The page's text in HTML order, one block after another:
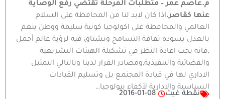
م.عاصم عمر – متطلبات المرحلة تقتضي رفع الوصاية
عنها كقاصر.اذا كان لابد لنا من المحافظة على السلام
العالمي والمحافظة على اكولوجيا كونية سليمة ووطن ينعم
بالعدل يسوده ثقافة التسامح ونشتاق فيه لرؤية عالم أجمل
,فانه يجب اعادة النظر في تشكيلة الهيئات التشريعية
والقضائية والتنفيذية,ومصادر القرار لدينا وبالتالي التمثيل
الاداري لها في قيادة المجتمع بل وتسليم القيادات
السياسية والادارية لأكفاء بيولوجيا…
نقطة غيث
2016-01-08